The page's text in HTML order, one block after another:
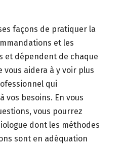
façons de pratiquer la
et les
et dépendent de chaque
vous aidera à y voir plus
qui
vos besoins. En vous
vous pourrez
dont les méthodes
sont en adéquation